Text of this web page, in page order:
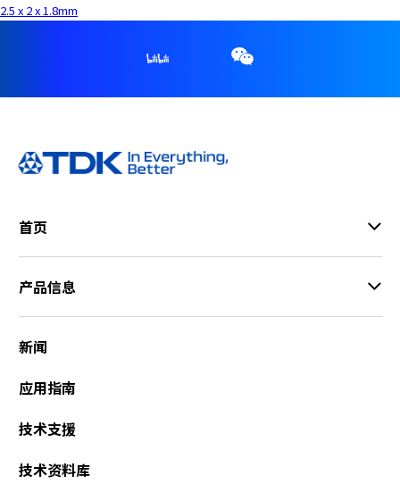
2.5 x 2 x 1.8mm
首页
产品信息
新闻
应用指南
技术支援
技术资料库